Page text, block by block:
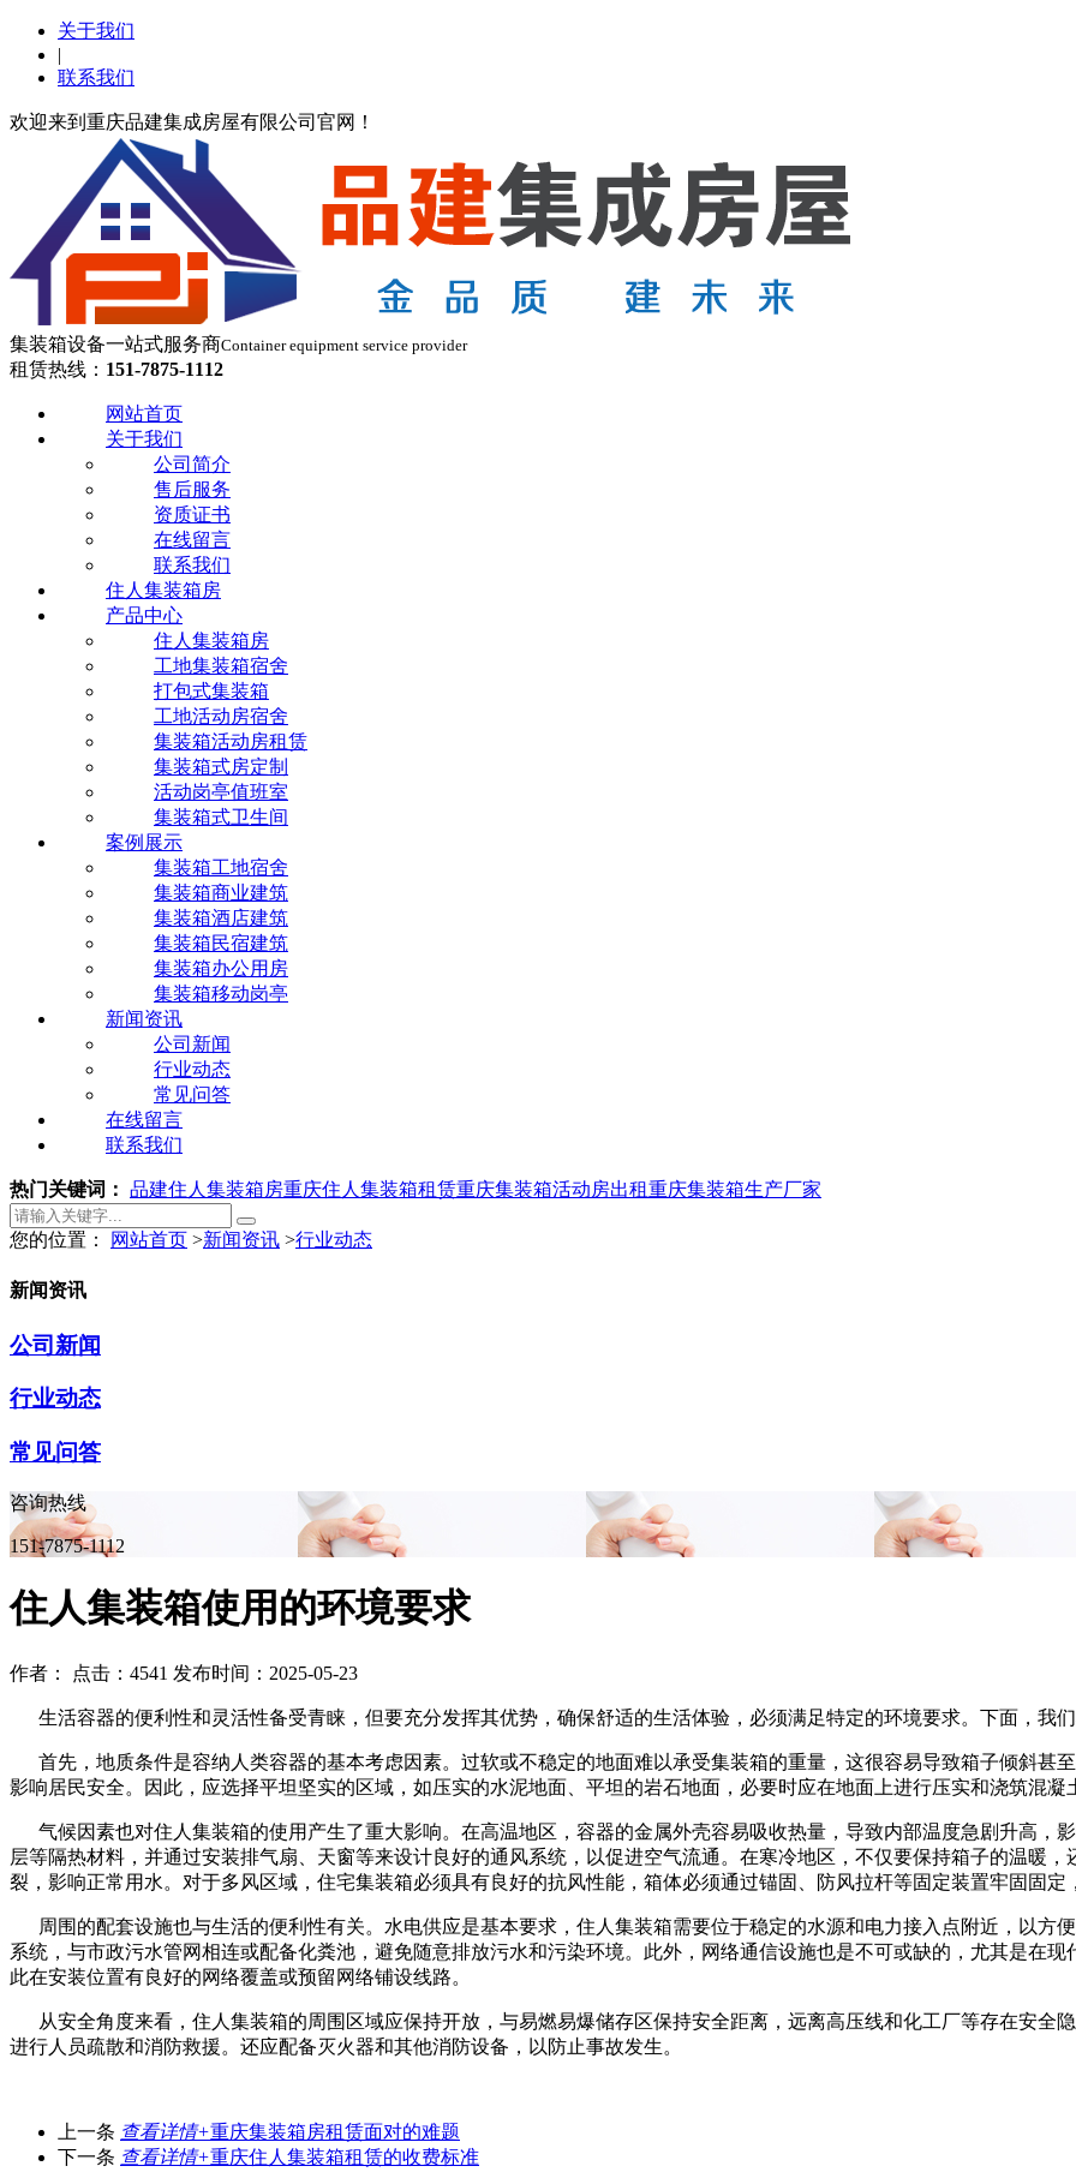
关于我们
|
联系我们
欢迎来到重庆品建集成房屋有限公司官网！
集装箱设备一站式服务商Container equipment service provider
租赁热线： 151-7875-1112
网站首页
关于我们
公司简介
售后服务
资质证书
在线留言
联系我们
住人集装箱房
产品中心
住人集装箱房
工地集装箱宿舍
打包式集装箱
工地活动房宿舍
集装箱活动房租赁
集装箱式房定制
活动岗亭值班室
集装箱式卫生间
案例展示
集装箱工地宿舍
集装箱商业建筑
集装箱酒店建筑
集装箱民宿建筑
集装箱办公用房
集装箱移动岗亭
新闻资讯
公司新闻
行业动态
常见问答
在线留言
联系我们
热门关键词： 品建住人集装箱房重庆住人集装箱租赁重庆集装箱活动房出租重庆集装箱生产厂家
您的位置： 网站首页 >新闻资讯 >行业动态
新闻资讯
公司新闻
行业动态
常见问答
咨询热线
151-7875-1112
住人集装箱使用的环境要求
作者： 点击：4541 发布时间：2025-05-23
生活容器的便利性和灵活性备受青睐，但要充分发挥其优势，确保舒适的生活体验，必须满足特定的环境要求。下面，我
首先，地质条件是容纳人类容器的基本考虑因素。过软或不稳定的地面难以承受集装箱的重量，这很容易导致箱子倾斜甚
影响居民安全。因此，应选择平坦坚实的区域，如压实的水泥地面、平坦的岩石地面，必要时应在地面上进行压实和浇筑混凝
气候因素也对住人集装箱的使用产生了重大影响。在高温地区，容器的金属外壳容易吸收热量，导致内部温度急剧升高，
层等隔热材料，并通过安装排气扇、天窗等来设计良好的通风系统，以促进空气流通。在寒冷地区，不仅要保持箱子的温暖
裂，影响正常用水。对于多风区域，住宅集装箱必须具有良好的抗风性能，箱体必须通过锚固、防风拉杆等固定装置牢固固定
周围的配套设施也与生活的便利性有关。水电供应是基本要求，住人集装箱需要位于稳定的水源和电力接入点附近，以方
系统，与市政污水管网相连或配备化粪池，避免随意排放污水和污染环境。此外，网络通信设施也是不可或缺的，尤其是在
此在安装位置有良好的网络覆盖或预留网络铺设线路。
从安全角度来看，住人集装箱的周围区域应保持开放，与易燃易爆储存区保持安全距离，远离高压线和化工厂等存在安全
进行人员疏散和消防救援。还应配备灭火器和其他消防设备，以防止事故发生。
上一条 查看详情+重庆集装箱房租赁面对的难题
下一条 查看详情+重庆住人集装箱租赁的收费标准